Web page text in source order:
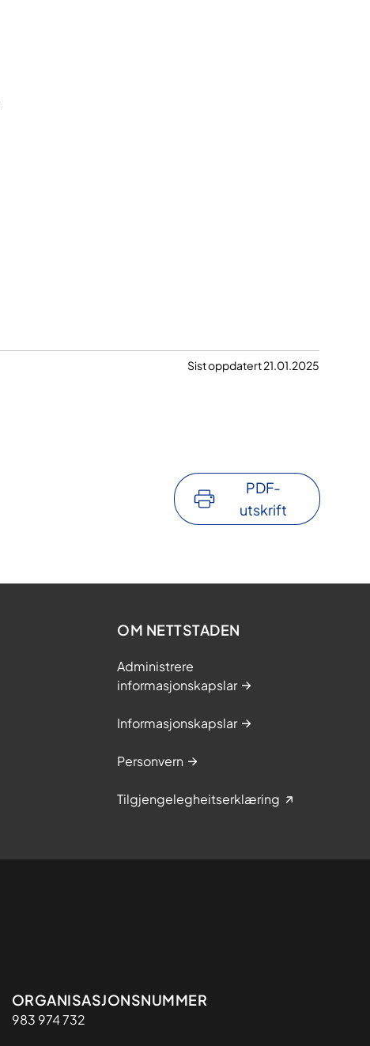
Sist oppdatert 21.01.2025
PDF-
utskrift
OM NETTSTADEN
Administrere
informasjonskapslar
Informasjonskapslar
Personvern
Tilgjengelegheitserklæring
Organisasjon
ORGANISASJONSNUMMER
983 974 732